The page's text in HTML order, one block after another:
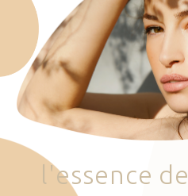
Soins
Je veux faire un bon cadeau
Plan d’accès
Prendre RDV
'essence de